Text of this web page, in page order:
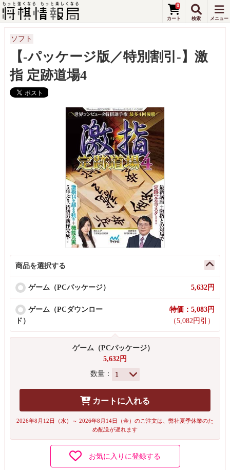
0
ソフト
【-パッケージ版／特別割引-】激
指 定跡道場4
商品を選択する
ゲーム（PCパッケージ） 5,632円
ゲーム（PCダウンロー
ド）
特価：5,083円
（5,082円引）
ゲーム（PCパッケージ）
5,632円
数量：
カートに入れる
2026年8月12日（水）～ 2026年8月14日（金）のご注文は、弊社夏季休業のた
め配送が遅れます
お気に入りに登録する